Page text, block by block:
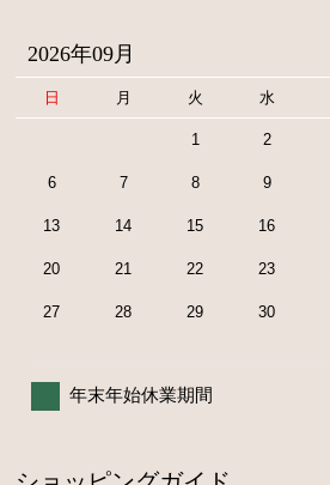
2026年09月
日 月 火 水
1 2
6 7 8 9
13 14 15 16
20 21 22 23
27 28 29 30
年末年始休業期間